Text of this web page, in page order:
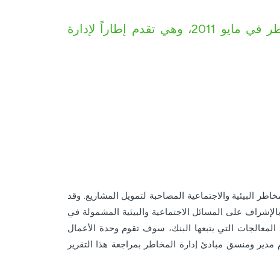
تبنى بيت التمويل الكويتي ش.م.ب. (م) مبادئ إدارة المخاطر في مايو 2011، وهي تقدم إطاراً لإدارة
البيئية والاجتماعية المصاحبة لتمويل المشاريع. وقد
تطبيق مبادئ إدارة المخاطر (3) حيث سيقوم بالإشراف على المسائل الاجتماعية والبيئية المشمولة في
التي يتبعها البنك، سوف تقوم وحدة الأعمال
ومنسق مبادئ إدارة المخاطر بمراجعة هذا التقرير